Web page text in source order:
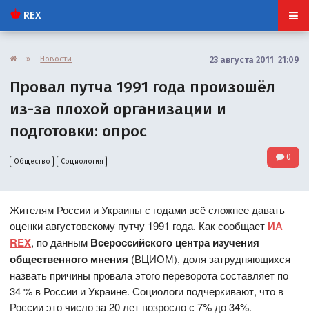
REX
» Новости 23 августа 2011 21:09
Провал путча 1991 года произошёл
из-за плохой организации и
подготовки: опрос
Общество Социология 0
Жителям России и Украины с годами всё сложнее давать
оценки августовскому путчу 1991 года. Как сообщает ИА
REX, по данным Всероссийского центра изучения
общественного мнения (ВЦИОМ), доля затрудняющихся
назвать причины провала этого переворота составляет по
34 % в России и Украине. Социологи подчеркивают, что в
России это число за 20 лет возросло с 7% до 34%.